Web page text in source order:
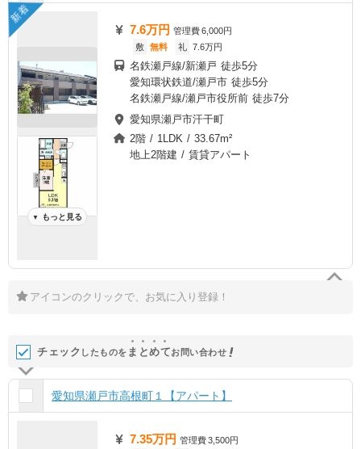
新着
▼ もっと見る
7.6万円 管理費6,000円
敷 無料 礼 7.6万円
名鉄瀬戸線/新瀬戸 徒歩5分
愛知環状鉄道/瀬戸市 徒歩5分
名鉄瀬戸線/瀬戸市役所前 徒歩7分
愛知県瀬戸市汗干町
2階 / 1LDK / 33.67m²
地上2階建 / 賃貸アパート
アイコンのクリックで、お気に入り登録！
チェック したものを ま とめてお問い合わせ
愛知県瀬戸市高根町１【アパート】
7.35万円 管理費3,500円